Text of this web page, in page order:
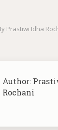
Prastiwi Idha
Author:
Rochani